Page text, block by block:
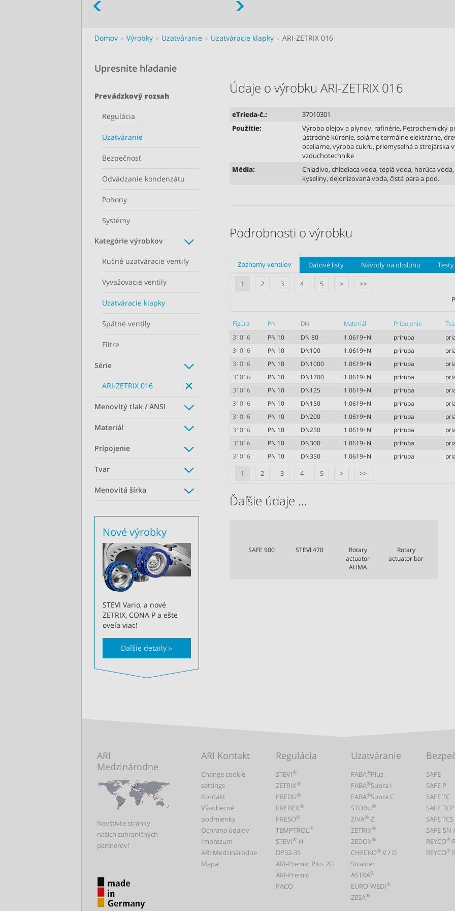
Domov Výrobky Uzatváranie Uzatváracie klapky ARI-ZETRIX 016
Údaje o výrobku ARI-ZETRIX 016
eTrieda-č.:
37010301
Použitie:
Výroba olejov a plynov, rafinérie, Petrochemický
ústredné kúrenie, solárne termálne elektrárne,
oceliarne, výroba cukru, priemyselná a strojárska
vzduchotechnike
Média:
Chladivo, chladiaca voda, teplá voda, horúca
kyseliny, dejonizovaná voda, čistá para a pod.
Podrobnosti o výrobku
Zoznamy ventilov Datové listy Návody na obsluhu
1 2 3 4 5 >
>>
Figúra PN DN Materiál Prípojenie
1 2 3 4 5 > >>
31016 PN 10 DN 80 1.0619+N príruba
31016 PN 10 DN100 1.0619+N príruba
31016 PN 10 DN1000 1.0619+N príruba
31016 PN 10 DN1200 1.0619+N príruba
31016 PN 10 DN125 1.0619+N príruba
31016 PN 10 DN150 1.0619+N príruba
31016 PN 10 DN200 1.0619+N príruba
31016 PN 10 DN250 1.0619+N príruba
31016 PN 10 DN300 1.0619+N príruba
31016 PN 10 DN350 1.0619+N príruba
Ďaľšie údaje ...
SAFE 900 STEVI 470
Rotary
actuator
AUMA
Rotary
actuator bar
Upresnite hľadanie
Prevádzkový rozsah
Regulácia
Uzatváranie
Bezpečnosť
Odvádzanie kondenzátu
Pohony
Systémy
Kategórie výrobkov
Ručné uzatváracie ventily
Vyvažovacie ventily
Uzatváracie klapky
Spätné ventily
Filtre
Série
ARI-ZETRIX 016
Menovitý tlak / ANSI
Materiál
Prípojenie
Tvar
Menovitá šírka
Nové výrobky
STEVI Vario, a nové
ZETRIX, CONA P a ešte
oveľa viac!
Daľšie detaily »
ARI
Medzinárodne
Navštívte stránky
našich zahraničných
partnerov!
ARI Kontakt
Change cookie
settings
Kontakt
Všeobecné
podmienky
Ochrana údajov
Impresum
ARI Medzinárodne
Mapa
Regulácia
STEVI®
ZETRIX®
PREDU®
PREDEX®
PRESO®
TEMPTROL®
STEVI®-H
DP32-35
ARI-Premio Plus 2G
ARI-Premio
PACO
Uzatváranie
FABA®Plus
FABA®Supra I
FABA®Supra C
STOBU®
ZIVA®-Z
ZETRIX®
ZEDOX®
CHECKO®V / D
Strainer
ASTRA®
EURO-WEDI®
ZESA®
SAFE
SAFE P
SAFE TC
SAFE TCP
SAFE TCS
SAFE-SN
REYCO®
REYCO®